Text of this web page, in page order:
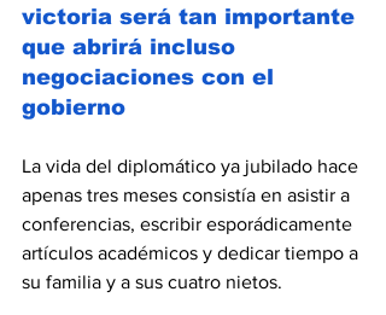
victoria será tan importante
que abrirá incluso
negociaciones con el
gobierno
La vida del diplomático ya jubilado hace
apenas tres meses consistía en asistir a
conferencias, escribir esporádicamente
artículos académicos y dedicar tiempo a
su familia y a sus cuatro nietos.